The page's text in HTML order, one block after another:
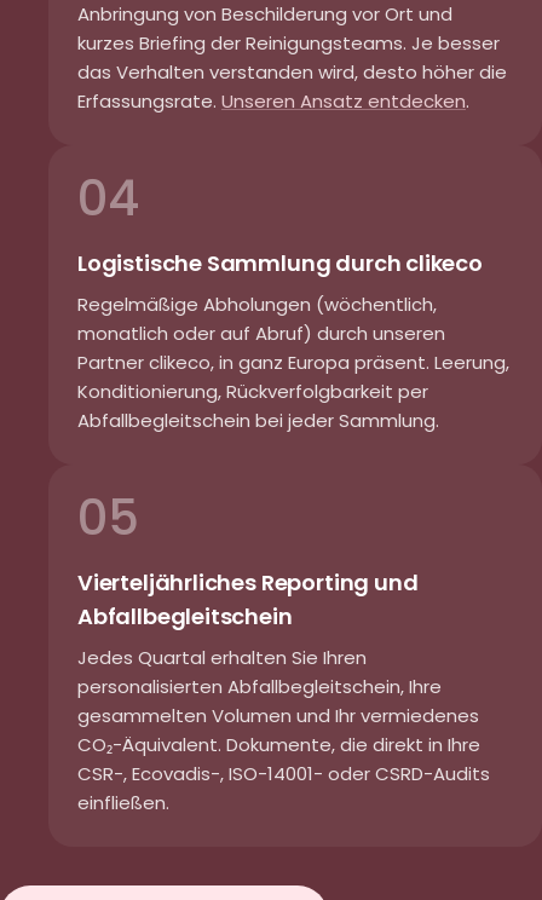
Anbringung von Beschilderung vor Ort und
kurzes Briefing der Reinigungsteams. Je besser
das Verhalten verstanden wird, desto höher die
Erfassungsrate. Unseren Ansatz entdecken.
04
Logistische Sammlung durch clikeco
Regelmäßige Abholungen (wöchentlich,
monatlich oder auf Abruf) durch unseren
Partner clikeco, in ganz Europa präsent. Leerung,
Konditionierung, Rückverfolgbarkeit per
Abfallbegleitschein bei jeder Sammlung.
05
Vierteljährliches Reporting und
Abfallbegleitschein
Jedes Quartal erhalten Sie Ihren
personalisierten Abfallbegleitschein, Ihre
gesammelten Volumen und Ihr vermiedenes
CO₂-Äquivalent. Dokumente, die direkt in Ihre
CSR-, Ecovadis-, ISO-14001- oder CSRD-Audits
einfließen.